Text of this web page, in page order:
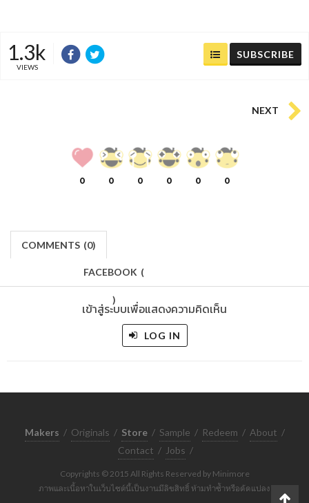
1.3k
VIEWS
SUBSCRIBE
NEXT
0 0 0 0 0 0
COMMENTS (0)
FACEBOOK (
)
เข้าสู่ระบบเพื่อแสดงความคิดเห็น
LOG IN
Makers / Originals / Store / Sample / Redeem / About /
Contact / Jobs /
Copyrights © 2015 All Rights Reserved by Minimore
ภาพและเนื้อหาในเว็บไซต์นี้เป็นงานมีลิขสิทธิ์ ห้ามทำซ้ำหรือดัดแปลง